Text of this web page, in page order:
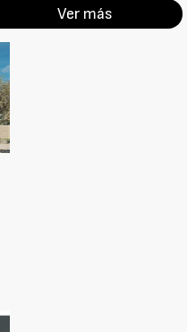
Ver más